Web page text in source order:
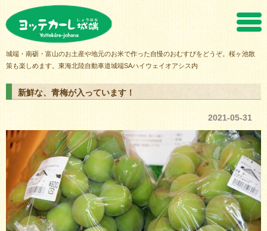
城端・南砺・富山のお土産や地元のお米で作った自慢のおむすびをどうぞ。桜ヶ池散
策も楽しめます。東海北陸自動車道城端SAハイウェイオアシス内
新鮮な、青梅が入っています！
2021-05-31